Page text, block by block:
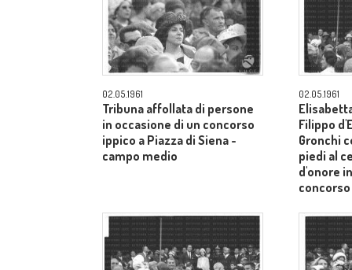
02.05.1961
Tribuna affollata di persone
in occasione di un concorso
ippico a Piazza di Siena -
campo medio
02.05.1961
Filippo
Gronchi
piedi al
d'onore